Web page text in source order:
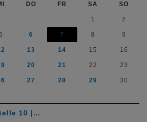
DO FR SA SO
1 2
6 7 8 9
13 14 15 16
20 21 22 23
27 28 29 30
10 |…